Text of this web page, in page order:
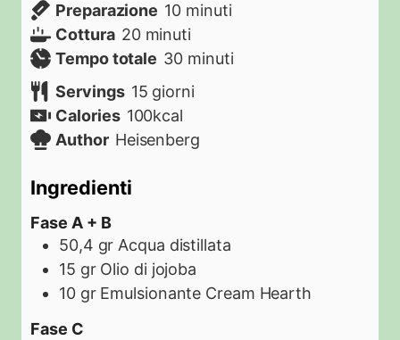
Preparazione 10 minuti
Cottura 20 minuti
Tempo totale 30 minuti
Servings 15 giorni
Calories 100kcal
Author Heisenberg
Ingredienti
Fase A + B
50,4 gr Acqua distillata
15 gr Olio di jojoba
10 gr Emulsionante Cream Hearth
Fase C